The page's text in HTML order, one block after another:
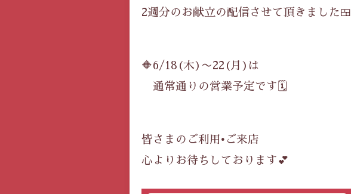
2週分のお献立の配信させて頂きました🍱
🔶6/18(木)〜22(月)は
通常通りの営業予定です🗓️
皆さまのご利用•ご来店
心よりお待ちしております💕